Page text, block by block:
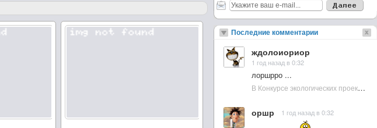
Последние комментарии
ждолоиориор
1 год назад в 0:32
лоршрро ...
В Конкурсе экологических проектов в Подмосковье активно участвовала молодежь :: NewsRbk.ru...
оршр 1 год назад в 0:32